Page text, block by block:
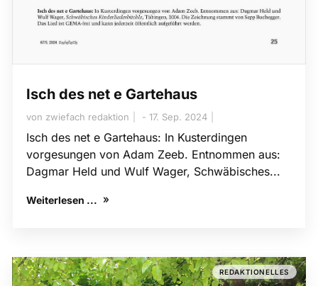
Isch des net e Gartehaus
von zwiefach redaktion 17. Sep. 2024
Isch des net e Gartehaus: In Kusterdingen
vorgesungen von Adam Zeeb. Entnommen aus:
Dagmar Held und Wulf Wager, Schwäbisches...
Weiterlesen ...
REDAKTIONELLES